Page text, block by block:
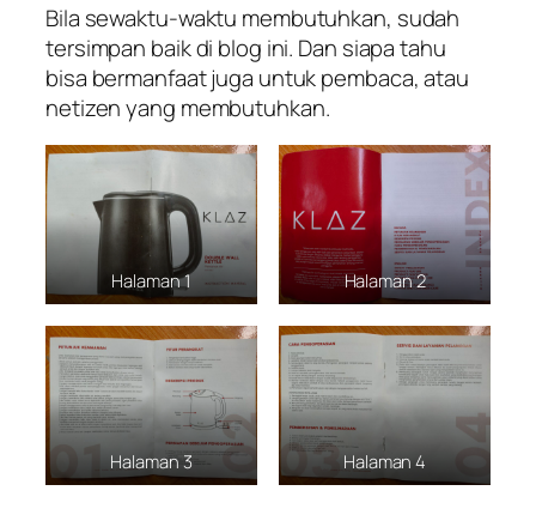
Bila sewaktu-waktu membutuhkan, sudah
tersimpan baik di blog ini. Dan siapa tahu
bisa bermanfaat juga untuk pembaca, atau
netizen yang membutuhkan.
Halaman 1 Halaman 2
Halaman 3 Halaman 4